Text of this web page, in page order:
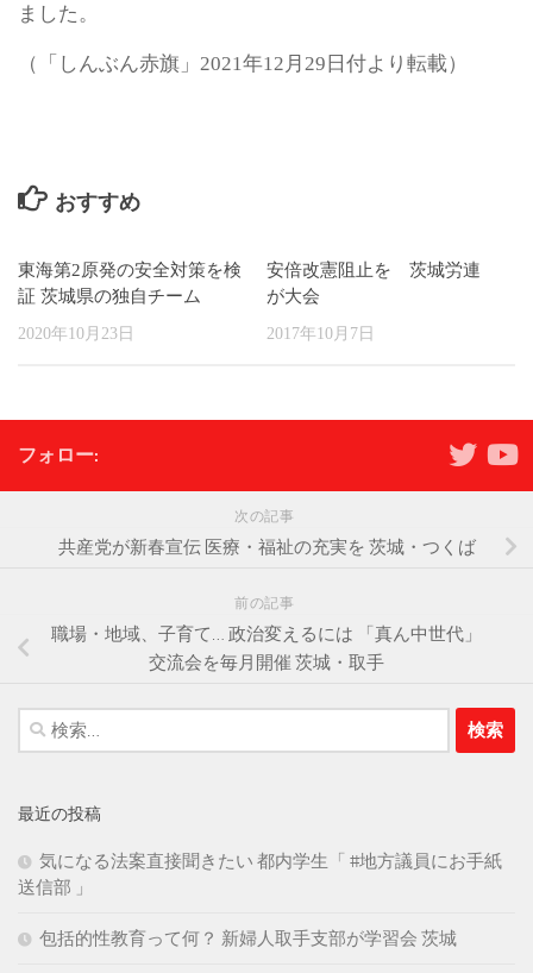
ました。
（「しんぶん赤旗」2021年12月29日付より転載）
おすすめ
東海第2原発の安全対策を検
証 茨城県の独自チーム
2020年10月23日
安倍改憲阻止を 茨城労連
が大会
2017年10月7日
フォロー:
次の記事
共産党が新春宣伝 医療・福祉の充実を 茨城・つくば
前の記事
職場・地域、子育て… 政治変えるには 「真ん中世代」
交流会を毎月開催 茨城・取手
検
索:
最近の投稿
気になる法案直接聞きたい 都内学生「 #地方議員にお手紙
送信部 」
包括的性教育って何？ 新婦人取手支部が学習会 茨城